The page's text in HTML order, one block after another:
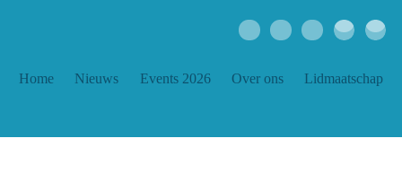
Home Nieuws Events 2026 Over ons Lidmaatschap